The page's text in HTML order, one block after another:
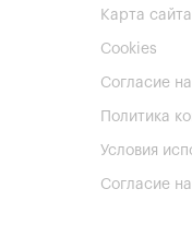
Карта сайта
Cookies
Согласие
Политика
Условия
Согласие